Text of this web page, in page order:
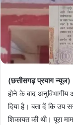
(छत्तीसगढ़ प्रयाग
होने के बाद अनुविभागीय
दिया है। बता दें कि उप
शिकायत की थी। पूरा